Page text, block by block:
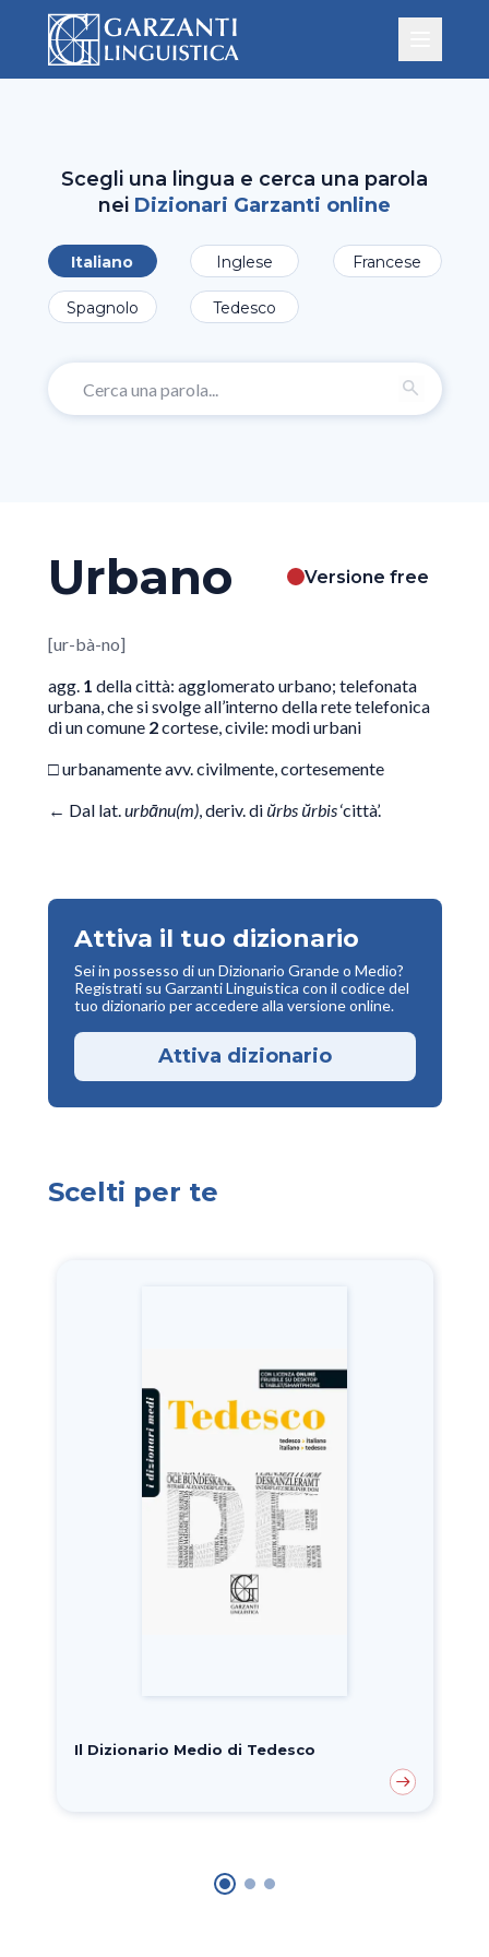
Scegli una lingua e cerca una parola
nei Dizionari Garzanti online
Italiano Inglese Francese
Spagnolo Tedesco
Urbano Versione free
[ur-bà-no]
agg. 1 della città: agglomerato urbano; telefonata
urbana, che si svolge all’interno della rete telefonica
di un comune 2cortese, civile: modi urbani
□ urbanamente avv. civilmente, cortesemente
← Dal lat.urbānu(m), deriv. di ŭrbs ŭrbis‘città’.
Attiva il tuo dizionario
Sei in possesso di un Dizionario Grande o Medio?
Registrati su Garzanti Linguistica con il codice del
tuo dizionario per accedere alla versione online.
Attiva dizionario
Scelti per te
Il Dizionario Medio di Tedesco